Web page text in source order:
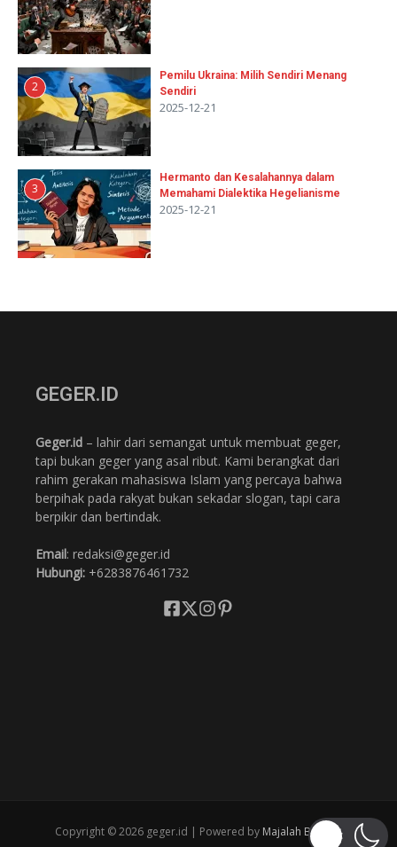
2
Pemilu Ukraina: Milih Sendiri Menang
Sendiri
2025-12-21
3
Hermanto dan Kesalahannya dalam
Memahami Dialektika Hegelianisme
2025-12-21
GEGER.ID
Geger.id – lahir dari semangat untuk membuat geger,
tapi bukan geger yang asal ribut. Kami berangkat dari
rahim gerakan mahasiswa Islam yang percaya bahwa
berpihak pada rakyat bukan sekadar slogan, tapi cara
berpikir dan bertindak.
Email: redaksi@geger.id
Hubungi: +6283876461732
Copyright © 2026 geger.id | Powered by Majalah Berita X